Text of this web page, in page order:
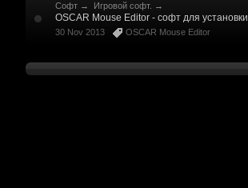
Софт → Игровой софт. →
OSCAR Mouse Editor - софт для
30 Nov 2013 OSCAR Mouse Editor